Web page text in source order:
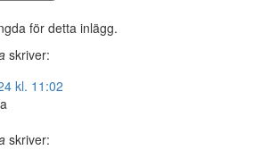
för detta inlägg.
skriver:
kl. 11:02
skriver: